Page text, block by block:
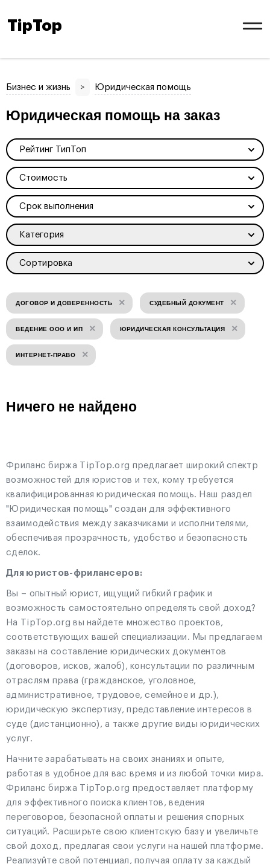
TipTop
Бизнес и жизнь > Юридическая помощь
Юридическая помощь на заказ
Рейтинг ТипТоп
Стоимость
Срок выполнения
Категория
Сортировка
ДОГОВОР И ДОВЕРЕННОСТЬ × СУДЕБНЫЙ ДОКУМЕНТ ×
ВЕДЕНИЕ ООО И ИП × ЮРИДИЧЕСКАЯ КОНСУЛЬТАЦИЯ ×
ИНТЕРНЕТ-ПРАВО ×
Ничего не найдено
Фриланс биржа TipTop.org предлагает широкий спектр
возможностей для юристов и тех, кому требуется
квалифицированная юридическая помощь. Наш раздел
"Юридическая помощь" создан для эффективного
взаимодействия между заказчиками и исполнителями,
обеспечивая прозрачность, удобство и безопасность
сделок.
Для юристов-фрилансеров:
Вы – опытный юрист, ищущий гибкий график и
возможность самостоятельно определять свой доход?
На TipTop.org вы найдете множество проектов,
соответствующих вашей специализации. Мы предлагаем
заказы на составление юридических документов
(договоров, исков, жалоб), консультации по различным
отраслям права (гражданское, уголовное,
административное, трудовое, семейное и др.),
юридическую экспертизу, представление интересов в
суде (дистанционно), а также другие виды юридических
услуг.
Начните зарабатывать на своих знаниях и опыте,
работая в удобное для вас время и из любой точки мира.
Фриланс биржа TipTop.org предоставляет платформу
для эффективного поиска клиентов, ведения
переговоров, безопасной оплаты и решения спорных
ситуаций. Расширьте свою клиентскую базу и увеличьте
свой доход, предлагая свои услуги на нашей платформе.
Реализуйте свой потенциал, получая оплату за каждый